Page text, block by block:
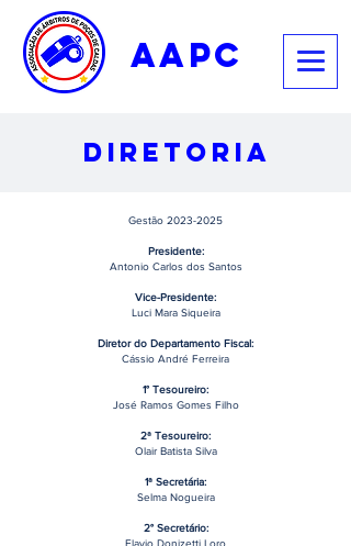
aapc
Diretoria
Gestão 2023-2025
Presidente:
Antonio Carlos dos Santos
Vice-Presidente:
Luci Mara Siqueira
Diretor do Departamento Fiscal:
Cássio André Ferreira
1° Tesoureiro:
José Ramos Gomes Filho
2ª Tesoureiro:
Olair Batista Silva
1ª Secretária:
Selma Nogueira
2° Secretário:
Flavio Donizetti Loro